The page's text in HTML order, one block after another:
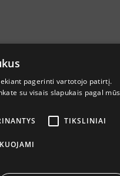
pagerinti vartotojo patirtį.
su visais slapukais pagal
TIKSLINIAI